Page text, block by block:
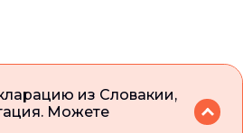
из Словакии,
Можете